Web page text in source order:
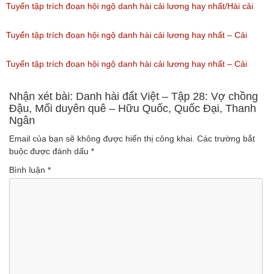
Minh.
(Lượt nghe: 49)
lương hài: Cưới vợ cho ai
(Lượt nghe: 51)
Tuyển tập trích đoạn hội ngộ danh hài cải lương hay nhất/Hài cải
lương: Ngao sò ốc hến
(Lượt nghe: 178)
Tuyển tập trích đoạn hội ngộ danh hài cải lương hay nhất – Cải
lương hài: Thân ơi
(Lượt nghe: 66)
Tuyển tập trích đoạn hội ngộ danh hài cải lương hay nhất – Cải
lương hài: Đời Cô Lựu
(Lượt nghe: 50)
Nhận xét bài: Danh hài đất Việt – Tập 28: Vợ chồng
Đậu, Mối duyên quê – Hữu Quốc, Quốc Đại, Thanh
Ngân
Email của bạn sẽ không được hiển thị công khai. Các trường bắt
buộc được đánh dấu *
Bình luận *